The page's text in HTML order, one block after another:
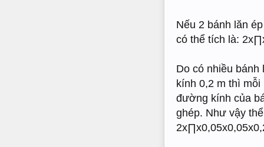
Nếu 2 bánh lăn
có thể tích là:
Do có nhiều
kính 0,2 m thì
đường kính của
ghép. Như vậy